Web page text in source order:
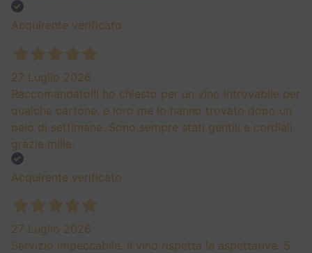
Acquirente verificato
27 Luglio 2026
Raccomandato!!! ho chiesto per un vino introvabile per
qualche cartone, e loro me lo hanno trovato dopo un
paio di settimane. Sono sempre stati gentili e cordiali
grazie mille.
Acquirente verificato
27 Luglio 2026
Servizio impeccabile. Il vino rispetta le aspettative. 5